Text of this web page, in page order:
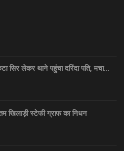
सिर लेकर थाने पहुंचा दरिंदा पति, मचा…
खिलाड़ी स्टेफी ग्राफ का निधन